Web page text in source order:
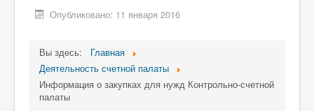
Опубликовано: 11 января 2016
Вы здесь:
Главная
Деятельность счетной палаты
Информация о закупках для нужд Контрольно-счетной
палаты